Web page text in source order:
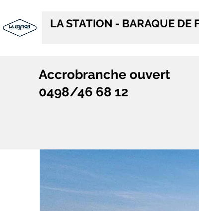
LA STATION - BARAQUE DE
Accrobranche ouvert
0498/46 68 12